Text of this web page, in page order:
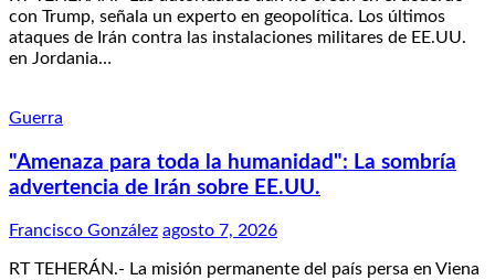
con Trump, señala un experto en geopolítica. Los últimos
ataques de Irán contra las instalaciones militares de EE.UU.
en Jordania…
Guerra
"Amenaza para toda la humanidad": La sombría
advertencia de Irán sobre EE.UU.
Francisco González agosto 7, 2026
RT TEHERÁN.- La misión permanente del país persa en Viena